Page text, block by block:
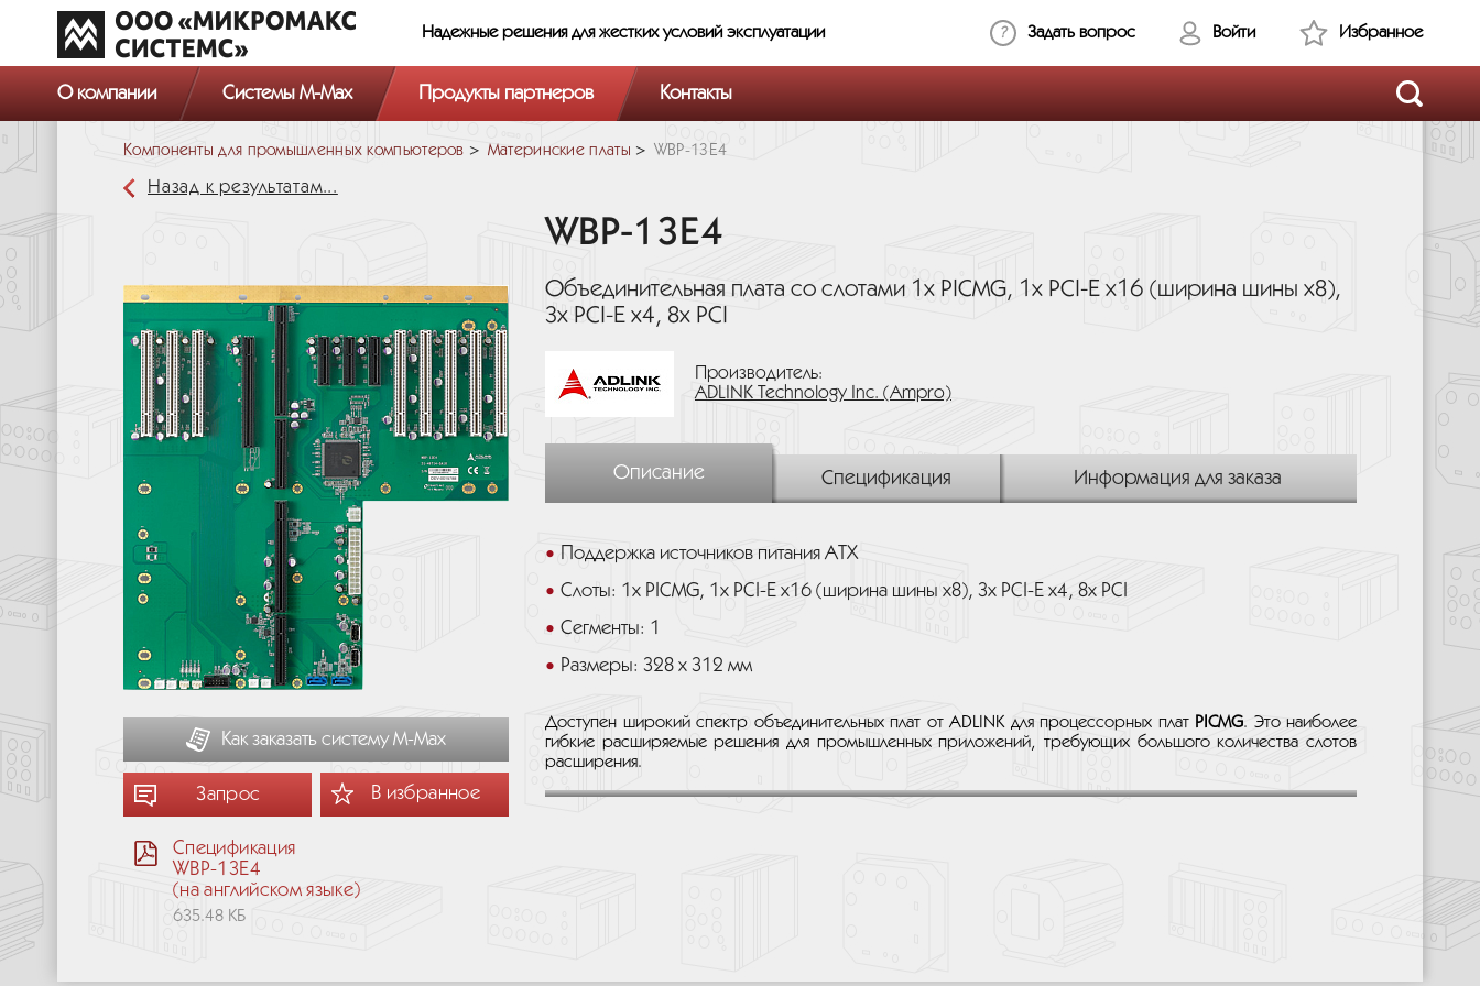
Надежные решения для жестких условий эксплуатации Задать вопрос Войти Избранное
О компании Системы M-Max Продукты партнеров Контакты
Компоненты для промышленных компьютеров Материнские платы WBP-13E4
Назад к результатам...
Как заказать систему М-Мах
Запрос В избранное
Спецификация
WBP-13E4
(на английском языке)
635.48 КБ
WBP-13E4
Объединительная плата со слотами 1х PICMG, 1х PCI-E x16 (ширина шины x8),
3х PCI-E x4, 8х PCI
Производитель:
ADLINK Technology Inc. (Ampro)
Описание Спецификация Информация для заказа
Поддержка источников питания ATX
Слоты: 1х PICMG, 1х PCI-E x16 (ширина шины x8), 3х PCI-E x4, 8х PCI
Сегменты: 1
Размеры: 328 x 312 мм
Доступен широкий спектр объединительных плат от ADLINK для процессорных плат PICMG. Это наиболее
гибкие расширяемые решения для промышленных приложений, требующих большого количества слотов
расширения.